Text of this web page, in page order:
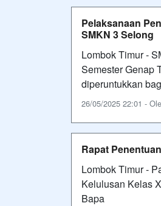
Pelaksanaan
SMKN 3 Selong
Lombok Timur -
Semester Genap
diperuntukkan
26/05/2025 22:01 -
Rapat
Lombok Timur -
Kelulusan Kelas
Bapa